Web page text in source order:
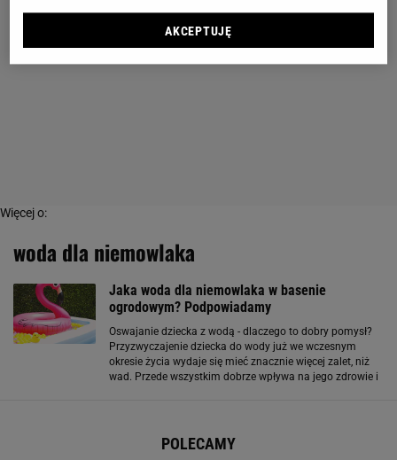
Więcej o:
woda dla niemowlaka
Jaka woda dla niemowlaka w basenie
ogrodowym? Podpowiadamy
Oswajanie dziecka z wodą - dlaczego to dobry pomysł?
Przyzwyczajenie dziecka do wody już we wczesnym
okresie życia wydaje się mieć znacznie więcej zalet, niż
wad. Przede wszystkim dobrze wpływa na jego zdrowie i
POLECAMY
AKCEPTUJĘ